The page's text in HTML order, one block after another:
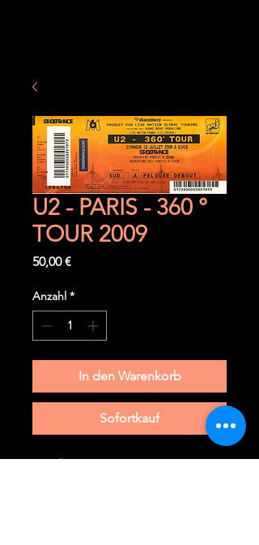
U2 - PARIS - 360 °
TOUR 2009
50,00 €Preis
Anzahl *
In den Warenkorb
Sofortkauf
12 juillet 2009